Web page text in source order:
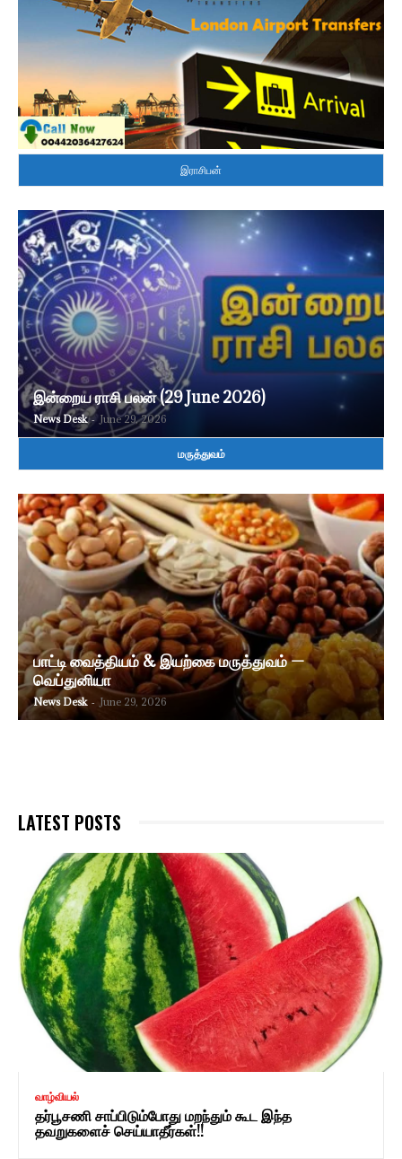
இராசிபன்
இன்றைய ராசி பலன் (29 June 2026)
News Desk - June 29, 2026
மருத்துவம்
பாட்டி வைத்தியம் & இயற்கை மருத்துவம் —
வெப்துனியா
News Desk - June 29, 2026
LATEST POSTS
வாழ்வியல்
தர்பூசணி சாப்பிடும்போது மறந்தும் கூட இந்த
தவறுகளைச் செய்யாதீர்கள்!!